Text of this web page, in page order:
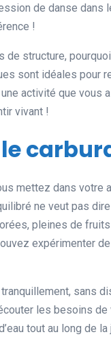
de danse dans
!
de structure,
sont idéales pour
activité que vous
vivant !
mettez dans votre
ne veut pas
pleines de
expérimenter
sans
les besoins
tout au long de